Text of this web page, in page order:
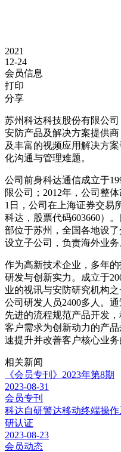
2021
12-24
会员信息
打印
分享
苏州科达科技股份有限公
安防产品及解决方案提供
及丰富的视频应用解决方
化沟通与管理难题。
公司前身科达通信成立于
限公司；2012年，公司整
1日，公司在上海证券交易
科达，股票代码603660）
部位于苏州，全国各地设
设立子公司，负责海外业务
作为高新技术企业，多年
研发与创新实力。成立于
业的视讯与安防研究机构
公司研发人员2400多人。
先进的流程规范产品开发
客户需求为创新动力的产
速提升并改善客户核心业务
相关新闻
《会员专刊》2023年第8期
2023-08-31
会员专刊
科达自研警达移动终端操
研认证
2023-08-23
会员动态